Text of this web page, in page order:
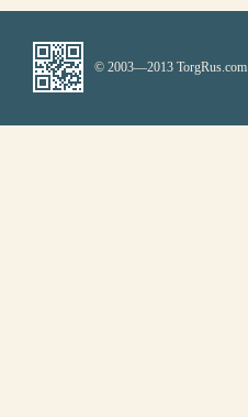
© 2003—2013 TorgRus.com